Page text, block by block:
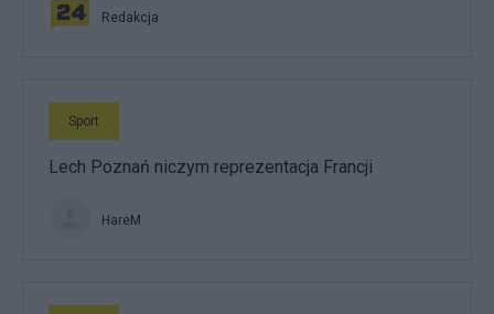
Redakcja
Sport
Lech Poznań niczym reprezentacja Francji
HareM